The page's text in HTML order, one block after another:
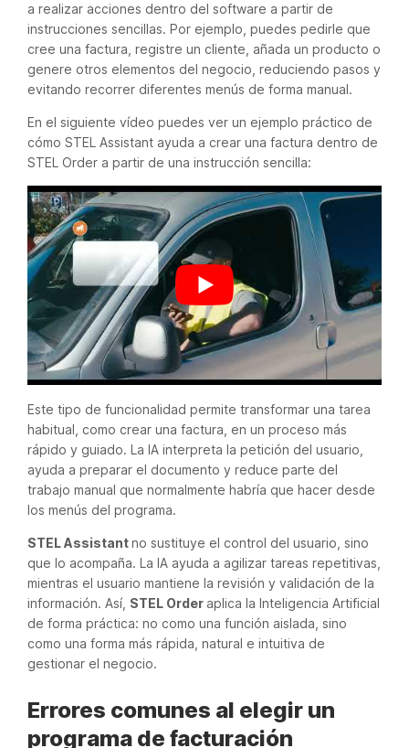
a realizar acciones dentro del software a partir de
instrucciones sencillas. Por ejemplo, puedes pedirle que
cree una factura, registre un cliente, añada un producto o
genere otros elementos del negocio, reduciendo pasos y
evitando recorrer diferentes menús de forma manual.
En el siguiente vídeo puedes ver un ejemplo práctico de
cómo STEL Assistant ayuda a crear una factura dentro de
STEL Order a partir de una instrucción sencilla:
Este tipo de funcionalidad permite transformar una tarea
habitual, como crear una factura, en un proceso más
rápido y guiado. La IA interpreta la petición del usuario,
ayuda a preparar el documento y reduce parte del
trabajo manual que normalmente habría que hacer desde
los menús del programa.
STEL Assistantno sustituye el control del usuario, sino
que lo acompaña. La IA ayuda a agilizar tareas repetitivas,
mientras el usuario mantiene la revisión y validación de la
información. Así, STEL Order aplica la Inteligencia Artificial
de forma práctica: no como una función aislada, sino
como una forma más rápida, natural e intuitiva de
gestionar el negocio.
Errores comunes al elegir un
programa de facturación